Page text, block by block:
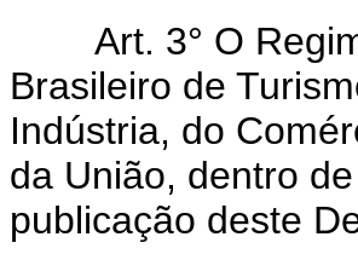
Art. 3° O
Brasileiro de
Indústria, do
da União, dentro
publicação deste